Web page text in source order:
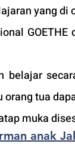
yang di
belajar
tua
muka
anak